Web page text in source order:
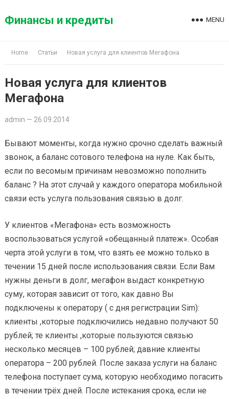
toФинансы и кредиты MENU
Home Статьи Новая услуга для клиентов Мегафона
Новая услуга для клиентов
Мегафона
admin — 26.09.2014
Бывают моменты, когда нужно срочно сделать важный
звонок, а баланс сотового телефона на нуле. Как быть,
если по весомым причинам невозможно пополнить
баланс ? На этот случай у каждого оператора мобильной
связи есть услуга пользования связью в долг.
У клиентов «Мегафона» есть возможность
воспользоваться услугой «обещанный платеж». Особая
черта этой услуги в том, что взять ее можно только в
течении 15 дней после использования связи. Если Вам
нужны деньги в долг, мегафон выдаст конкретную
суму, которая зависит от того, как давно Вы
подключены к оператору ( с дня регистрации Sim):
клиенты ,которые подключились недавно получают 50
рублей; те клиенты ,которые пользуются связью
несколько месяцев – 100 рублей; давние клиенты
оператора – 200 рублей. После заказа услуги на баланс
телефона поступает сума, которую необходимо погасить
в течении трёх дней. После истекания срока, если не